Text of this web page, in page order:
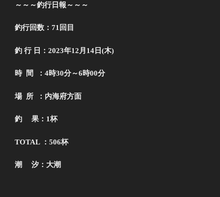
～～～釣行日報～～～
釣行回数：71回目
釣 行 日：2023年12月14 日(木)
時 間 ：4時30分～6時00分
場 所 ：内海府方面
釣 果：1杯
TOTAL ：506杯
潮 汐：大潮